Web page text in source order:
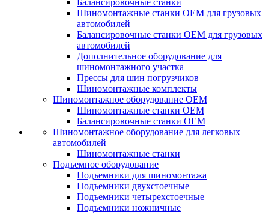
Балансировочные станки
Шиномонтажные станки ОЕМ для грузовых
автомобилей
Балансировочные станки ОЕМ для грузовых
автомобилей
Дополнительное оборудование для
шиномонтажного участка
Прессы для шин погрузчиков
Шиномонтажные комплекты
Шиномонтажное оборудование ОЕМ
Шиномонтажные станки ОЕМ
Балансировочные станки ОЕМ
Шиномонтажное оборудование для легковых
автомобилей
Шиномонтажные станки
Подъемное оборудование
Подъемники для шиномонтажа
Подъемники двухстоечные
Подъемники четырехстоечные
Подъемники ножничные